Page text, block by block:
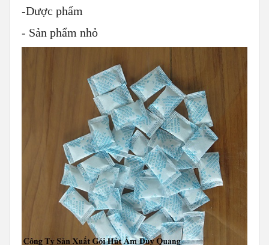
-Dược phẩm
- Sản phẩm nhỏ